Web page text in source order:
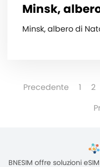
Minsk,
Minsk, albero di
Precedente 1 2
BNESIM offre soluzioni